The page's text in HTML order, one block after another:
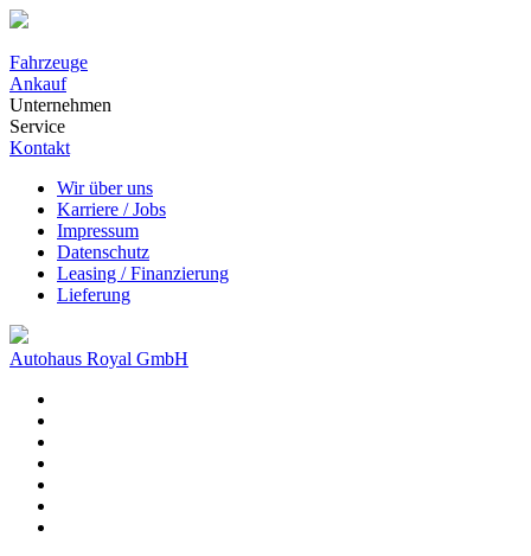
Fahrzeuge
Ankauf
Unternehmen
Service
Kontakt
Wir über uns
Karriere / Jobs
Impressum
Datenschutz
Leasing / Finanzierung
Lieferung
Autohaus Royal GmbH